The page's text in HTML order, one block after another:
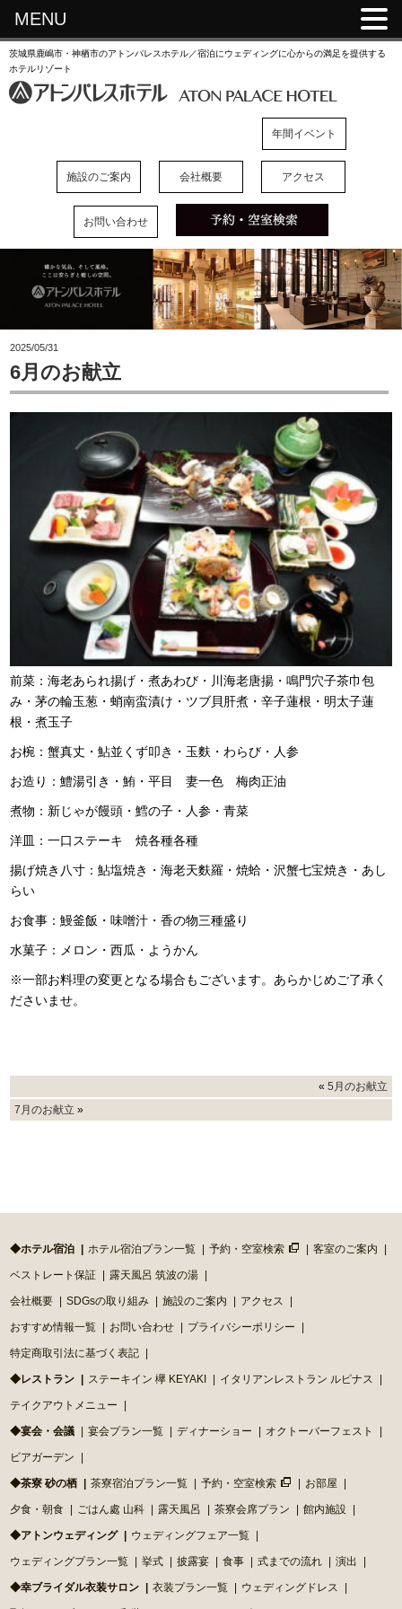
茨城県鹿嶋市・神栖市のアトンパレスホテル／宿泊にウェディングに心からの満足を提供する
ホテルリゾート
年間イベント
施設のご案内 会社概要 アクセス
お問い合わせ
2025/05/31
6月のお献立
前菜：海老あられ揚げ・煮あわび・川海老唐揚・鳴門穴子茶巾包
み・茅の輪玉葱・蛸南蛮漬け・ツブ貝肝煮・辛子蓮根・明太子蓮
根・煮玉子
お椀：蟹真丈・鮎並くず叩き・玉麩・わらび・人参
お造り：鱧湯引き・鮪・平目 妻一色 梅肉正油
煮物：新じゃが饅頭・鱈の子・人参・青菜
洋皿：一口ステーキ 焼各種各種
揚げ焼き八寸：鮎塩焼き・海老天麩羅・焼蛤・沢蟹七宝焼き・あし
らい
お食事：鰻釜飯・味噌汁・香の物三種盛り
水菓子：メロン・西瓜・ようかん
※一部お料理の変更となる場合もございます。あらかじめご了承く
ださいませ。
« 5月のお献立
7月のお献立 »
◆ホテル宿泊 ホテル宿泊プラン一覧 予約・空室検索 客室のご案内
ベストレート保証 露天風呂 筑波の湯
会社概要 SDGsの取り組み 施設のご案内 アクセス
おすすめ情報一覧 お問い合わせ プライバシーポリシー
特定商取引法に基づく表記
◆レストラン ステーキイン 欅 KEYAKI イタリアンレストラン ルピナス
テイクアウトメニュー
◆宴会・会議 宴会プラン一覧 ディナーショー オクトーバーフェスト
ビアガーデン
◆茶寮 砂の栖 茶寮宿泊プラン一覧 予約・空室検索 お部屋
夕食・朝食 ごはん處 山科 露天風呂 茶寮会席プラン 館内施設
◆アトンウェディング ウェディングフェア一覧
ウェディングプラン一覧 挙式 披露宴 食事 式までの流れ 演出
◆幸ブライダル衣装サロン 衣装プラン一覧 ウェディングドレス
MENU